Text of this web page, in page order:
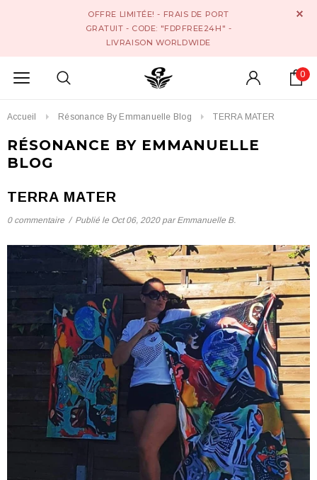
OFFRE LIMITÉE! - FRAIS DE PORT
GRATUIT - CODE: "FDPFREE24H" -
LIVRAISON WORLDWIDE
0
Accueil Résonance By Emmanuelle Blog TERRA MATER
RÉSONANCE BY EMMANUELLE
BLOG
TERRA MATER
0 commentaire / Publié le Oct 06, 2020par Emmanuelle B.